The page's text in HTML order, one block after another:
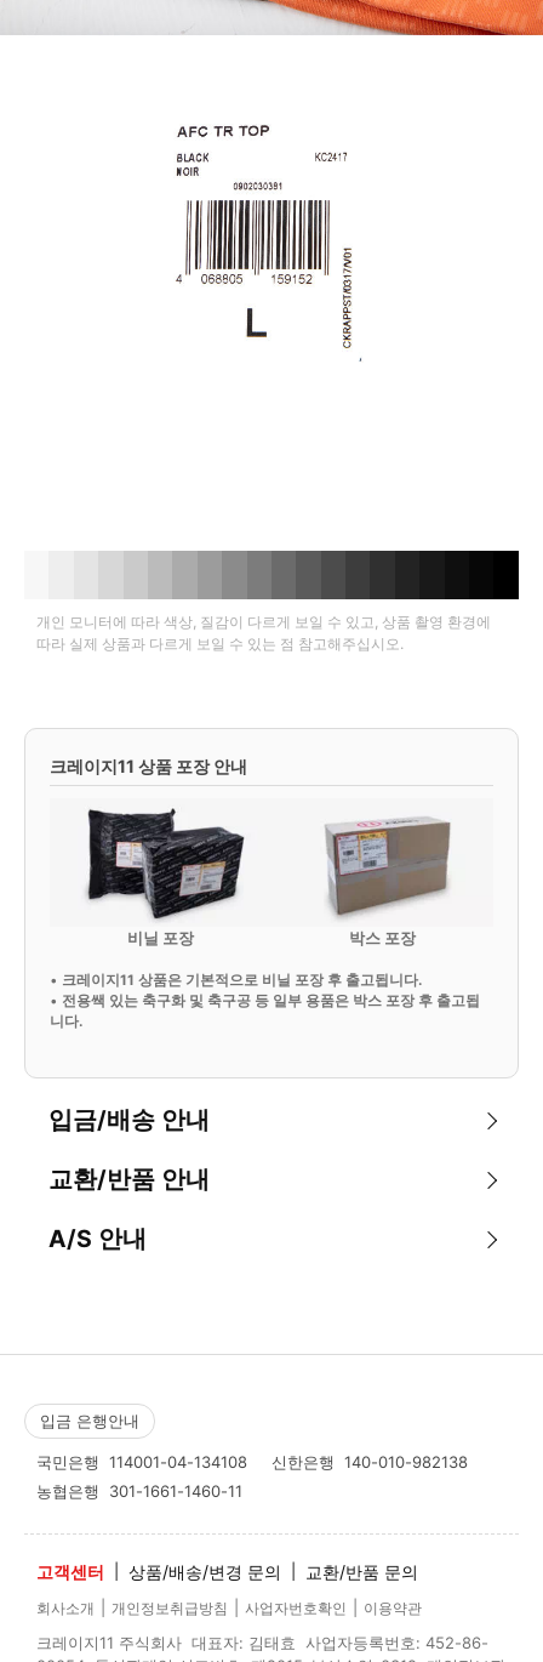
개인 모니터에 따라 색상, 질감이 다르게 보일 수 있고, 상품 촬영 환경에
따라 실제 상품과 다르게 보일 수 있는 점 참고해주십시오.
크레이지11 상품 포장 안내
비닐 포장 박스 포장
• 크레이지11 상품은 기본적으로 비닐 포장 후 출고됩니다.
• 전용쌕 있는 축구화 및 축구공 등 일부 용품은 박스 포장 후 출고됩
니다.
입금/배송 안내
교환/반품 안내
A/S 안내
입금 은행안내
국민은행 114001-04-134108 신한은행 140-010-982138
농협은행 301-1661-1460-11
고객센터 상품/배송/변경 문의 교환/반품 문의
회사소개 개인정보취급방침 사업자번호확인 이용약관
크레이지11 주식회사 대표자: 김태효 사업자등록번호: 452-86-